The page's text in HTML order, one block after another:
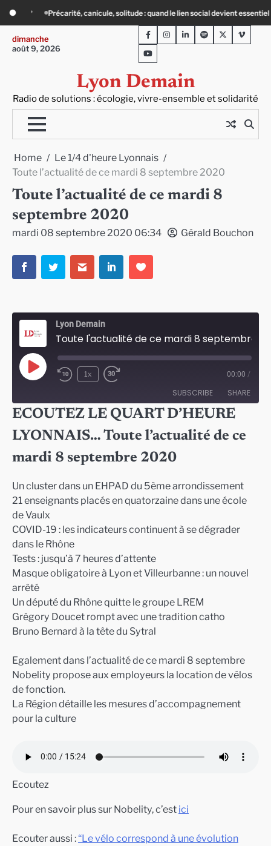
Skip
content
le lien social devient essentiel « Ça chauffe » : des acteurs du batiment
dimanche
août 9, 2026
Lyon Demain
Radio de solutions : écologie, vivre-ensemble et solidarité
FacebookInstagram
LinkedInSpotifyTwitterViméo
Youtube
Home
Le 1/4 d'heure Lyonnais
Toute l’actualité de ce mardi 8 septembre 2020
Toute l’actualité de ce mardi 8
septembre 2020
mardi 08 septembre 2020 06:34 Gérald Bouchon
Lyon Demain
Play
1x 00:00 /
SUBSCRIBE SHARE
RSS FEED
SHARE
LINK
ECOUTEZ LE QUART D’HEURE
LYONNAIS… Toute l’actualité de ce
mardi 8 septembre 2020
Un cluster dans un EHPAD du 5ème arrondissement
21 enseignants placés en quatorzaine dans une école
de Vaulx
COVID-19 : les indicateurs continuent à se dégrader
dans le Rhône
Tests : jusqu’à 7 heures d’attente
Masque obligatoire à Lyon et Villeurbanne : un nouvel
arrêté
Un député du Rhône quitte le groupe LREM
Grégory Doucet rompt avec une tradition catho
Bruno Bernard à la tête du Sytral
Egalement dans l’actualité de ce mardi 8 septembre
Nobelity propose aux employeurs la location de vélos
de fonction.
La Région détaille les mesures d’accompagnement
pour la culture
Ecoutez
Pour en savoir plus sur Nobelity, c’est ici
Ecouter aussi :“Le vélo correspond à une évolution